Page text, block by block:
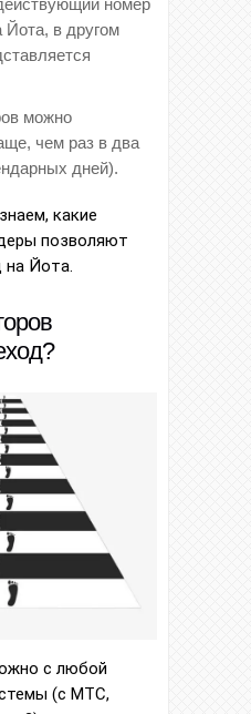
номер
Йота, в другом
можно
чем раз в два
дней).
какие
позволяют
на Йота.
с любой
(с МТС,